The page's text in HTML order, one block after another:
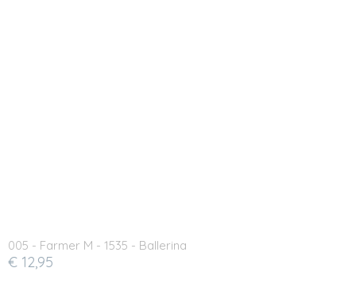
005 - Farmer M - 1535 - Ballerina
€ 12,95